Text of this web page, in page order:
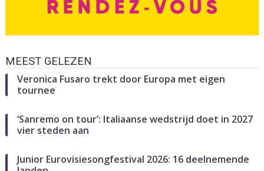
MEEST GELEZEN
Veronica Fusaro trekt door Europa met eigen
tournee
‘Sanremo on tour’: Italiaanse wedstrijd doet in 2027
vier steden aan
Junior Eurovisiesongfestival 2026: 16 deelnemende